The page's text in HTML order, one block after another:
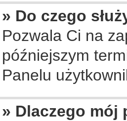
» Do czego
Pozwala Ci na
późniejszym
Panelu
» Dlaczego mój